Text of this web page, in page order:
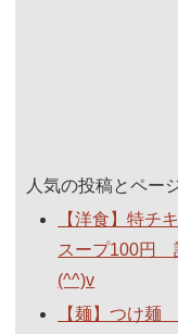
人気の投稿とペー
【洋食】特チ
スープ100円
(^^)v
【麺】つけ